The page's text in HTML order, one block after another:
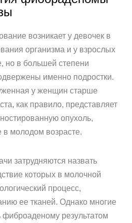
возникает у девочек в
организма и у взрослых
но в большей степени
именно подростки.
у женщин старше
как правило, представляет
опухоль,
в молодом возрасте.
затрудняются назвать
которых в молочной
процесс,
ее тканей. Однако многие
фиброаденому результатом